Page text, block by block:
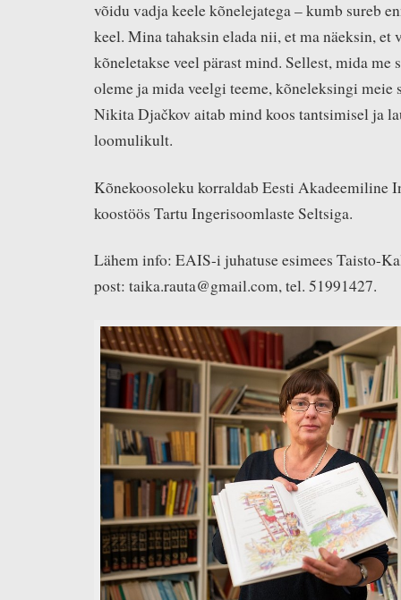
võidu vadja keele kõnelejatega – kumb sureb
keel. Mina tahaksin elada nii, et ma näeksin, et
kõneletakse veel pärast mind. Sellest, mida me
oleme ja mida veelgi teeme, kõneleksingi meie
Nikita Djačkov aitab mind koos tantsimisel ja
loomulikult.
Kõnekoosoleku korraldab Eesti Akadeemiline
koostöös Tartu Ingerisoomlaste Seltsiga.
Lähem info: EAIS-i juhatuse esimees Taisto-
post: taika.rauta@gmail.com, tel. 51991427.